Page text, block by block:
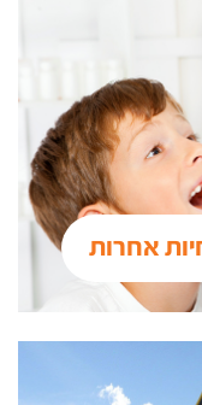
אחרות